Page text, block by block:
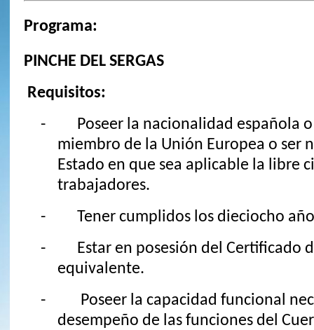
Programa:
PINCHE DEL SERGAS
Requisitos:
- Poseer la nacionalidad española o
miembro de la Unión Europea o ser
Estado en que sea aplicable la libre
trabajadores.
- Tener cumplidos los dieciocho
- Estar en posesión del Certificado
equivalente.
- Poseer la capacidad funcional
desempeño de las funciones del